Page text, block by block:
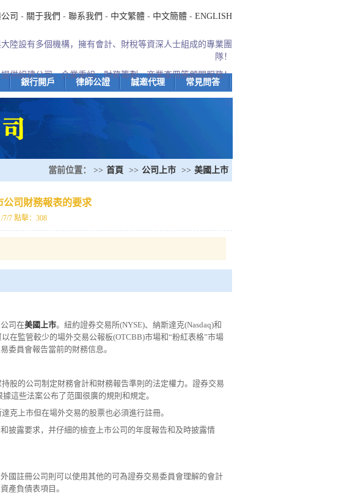
司 - 關于我們 - 聯系我們 - 中文繁體- 中文簡體- ENGLISH
陸設有多個機構，擁有會計、財稅等資深人士組成的專業團
隊！
供組建公司、企業重組、財務籌劃、商業查冊等顧問服務！
銀行開戶 律師公證 誠邀代理 常見問答
當前位置： >> 首頁 >> 公司上市 >> 美國上市
司財務報表的要求
7/7 點擊：308
司在美國上市。紐約證券交易所(NYSE)、納斯達克(Nasdaq)和
在監管較少的場外交易公報板(OTCBB)市場和“粉紅表格”市場
委員會報告當前的財務信息。
股的公司制定財務會計和財務報告準則的法定權力。證券交易
這些法案公布了范圍很廣的規則和規定。
克上市但在場外交易的股票也必須進行註冊。
披露要求，并仔細的檢查上市公司的年度報告和及時披露情
國註冊公司則可以使用其他的可為證券交易委員會理解的會計
產負債表項目。